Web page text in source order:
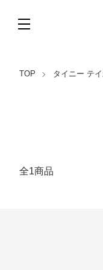
TOP タイニー テ
全1商品